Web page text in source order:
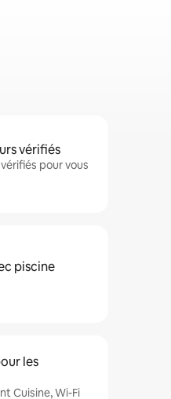
vérifiés
pour vous
piscine
les
Cuisine, Wi-Fi